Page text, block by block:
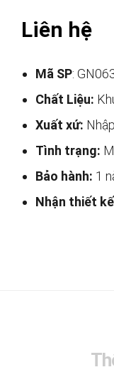
Liên hệ
Mã SP:
Chất Liệu:
Xuất xứ:
Tình trạng:
Bảo hành: 1
Nhận thiết